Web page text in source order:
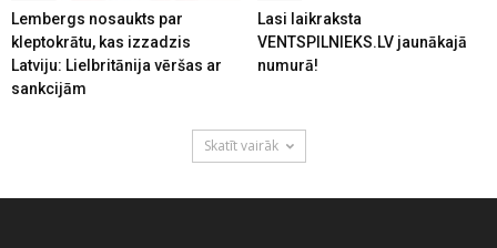
Lembergs nosaukts par
kleptokrātu, kas izzadzis
Latviju: Lielbritānija vēršas ar
sankcijām
Lasi laikraksta
VENTSPILNIEKS.LV jaunākajā
numurā!
Skatīt vairāk